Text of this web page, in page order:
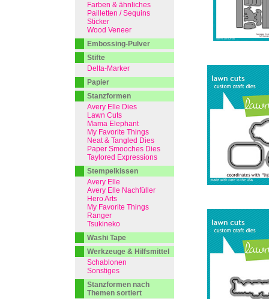
Farben & ähnliches
Pailletten / Sequins
Sticker
Wood Veneer
Embossing-Pulver
Stifte
Delta-Marker
Papier
Stanzformen
Avery Elle Dies
Lawn Cuts
Mama Elephant
My Favorite Things
Neat & Tangled Dies
Paper Smooches Dies
Taylored Expressions
Stempelkissen
Avery Elle
Avery Elle Nachfüller
Hero Arts
My Favorite Things
Ranger
Tsukineko
Washi Tape
Werkzeuge & Hilfsmittel
Schablonen
Sonstiges
Stanzformen nach
Themen sortiert